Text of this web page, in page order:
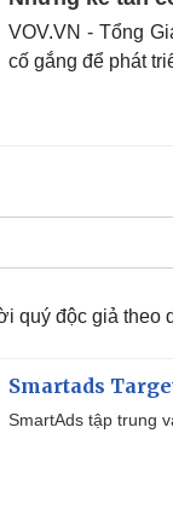
VOV.VN - Tổng
cố gắng để phát
quý độc giả theo
Smartads
SmartAds tập trung